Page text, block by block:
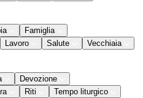
Famiglia
Lavoro Salute
Vecchiaia
Devozione
Riti
Tempo liturgico